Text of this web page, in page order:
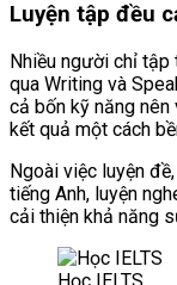
Luyện tập đều
Nhiều người chỉ
qua Writing và
cả bốn kỹ năng
kết quả một cách
Ngoài việc luyện
tiếng Anh, luyện
cải thiện khả năng